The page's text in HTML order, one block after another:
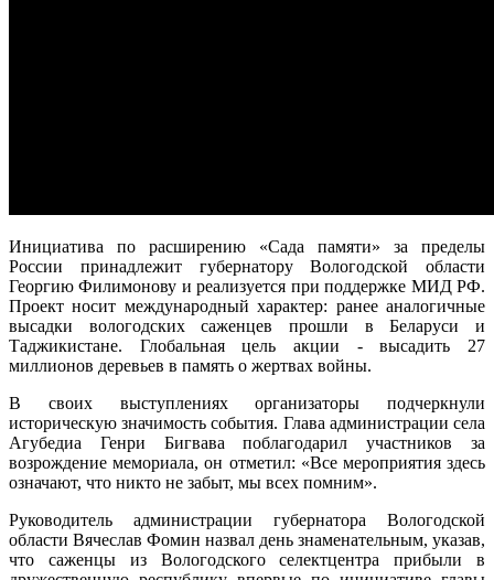
Инициатива по расширению «Сада памяти» за пределы
России принадлежит губернатору Вологодской области
Георгию Филимонову и реализуется при поддержке МИД РФ.
Проект носит международный характер: ранее аналогичные
высадки вологодских саженцев прошли в Беларуси и
Таджикистане. Глобальная цель акции - высадить 27
миллионов деревьев в память о жертвах войны.
В своих выступлениях организаторы подчеркнули
историческую значимость события. Глава администрации села
Агубедиа Генри Бигвава поблагодарил участников за
возрождение мемориала, он отметил: «Все мероприятия здесь
означают, что никто не забыт, мы всех помним».
Руководитель администрации губернатора Вологодской
области Вячеслав Фомин назвал день знаменательным, указав,
что саженцы из Вологодского селектцентра прибыли в